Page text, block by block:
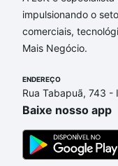
Imóveis com 4
Laranjeiras,
0 e com nossas
Se ainda tem
no processo de
quanto custa
a gente para
com segurança e
impulsionando o
comerciais,
Mais Negócio.
ENDEREÇO
Rua Tabapuã, 743 -
Baixe nosso app